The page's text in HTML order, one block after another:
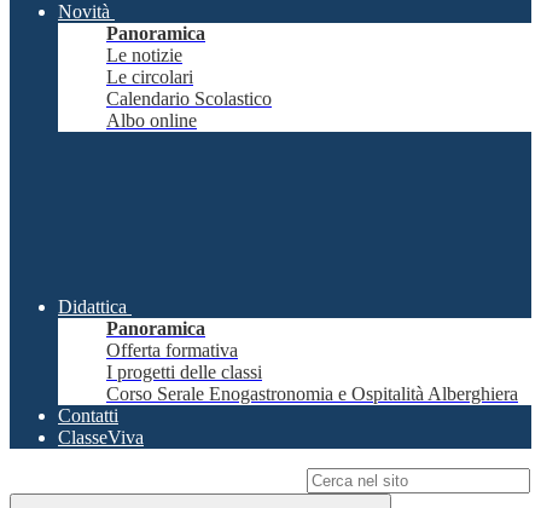
Novità
Panoramica
Le notizie
Le circolari
Calendario Scolastico
Albo online
Didattica
Panoramica
Offerta formativa
I progetti delle classi
Corso Serale Enogastronomia e Ospitalità Alberghiera
Contatti
ClasseViva